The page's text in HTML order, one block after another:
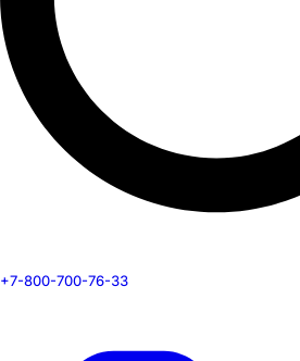
+7-800-700-76-33